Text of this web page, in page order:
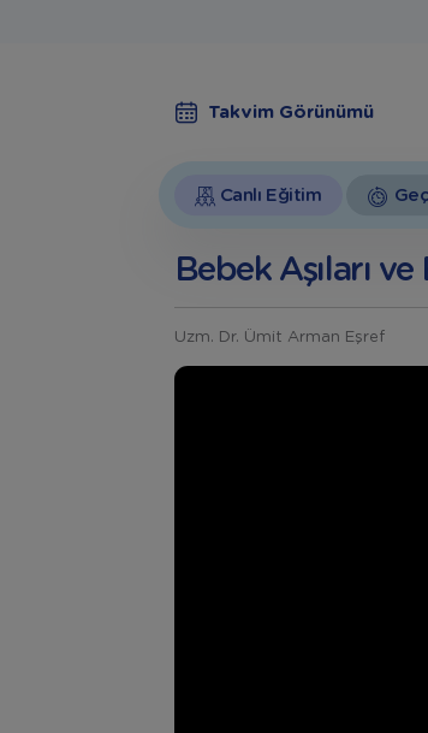
Takvim Görünümü
Canlı Eğitim
Bebek Aşıları ve
Uzm. Dr. Ümit Arman Eşref